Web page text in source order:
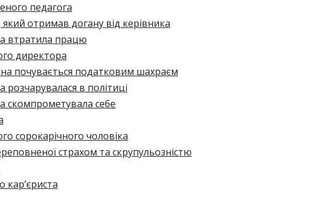
педагога
отримав догану від керівника
втратила працю
директора
почувається податковим шахраєм
в політиці
скомпрометувала себе
сорокарічного чоловіка
страхом та скрупульозністю